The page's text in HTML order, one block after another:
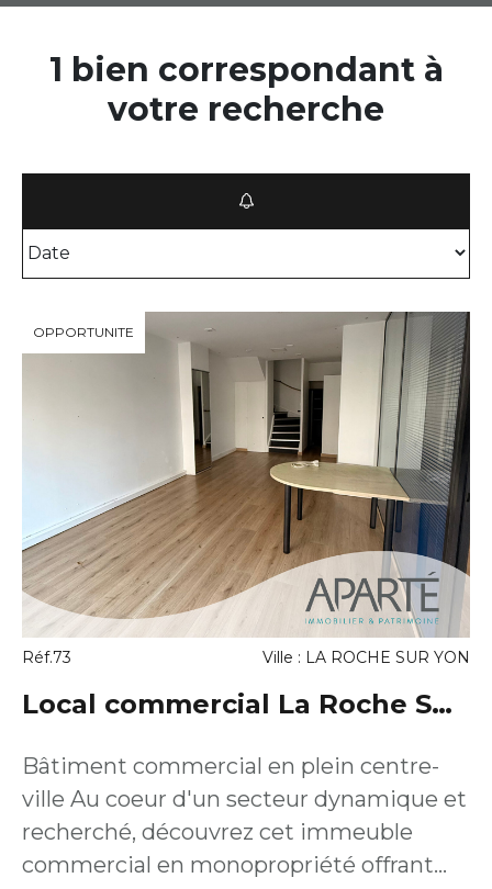
1 bien correspondant à
votre recherche
OPPORTUNITE
Réf.73 Ville : LA ROCHE SUR YON
Local commercial La Roche Sur
Yon 126 m2
Bâtiment commercial en plein centre-
ville Au coeur d'un secteur dynamique et
recherché, découvrez cet immeuble
commercial en monopropriété offrant